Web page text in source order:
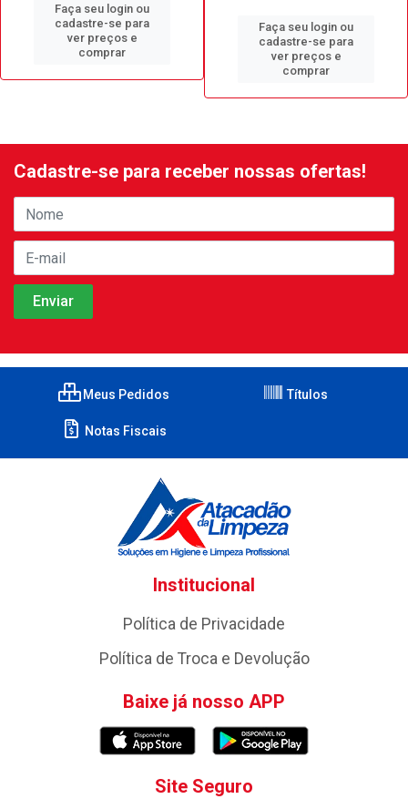
Faça seu login ou
cadastre-se para
ver preços e
comprar
Faça seu login ou
cadastre-se para
ver preços e
comprar
Cadastre-se para receber nossas ofertas!
Meus Pedidos Títulos
Notas Fiscais
Institucional
Política de Privacidade
Política de Troca e Devolução
Baixe já nosso APP
Site Seguro